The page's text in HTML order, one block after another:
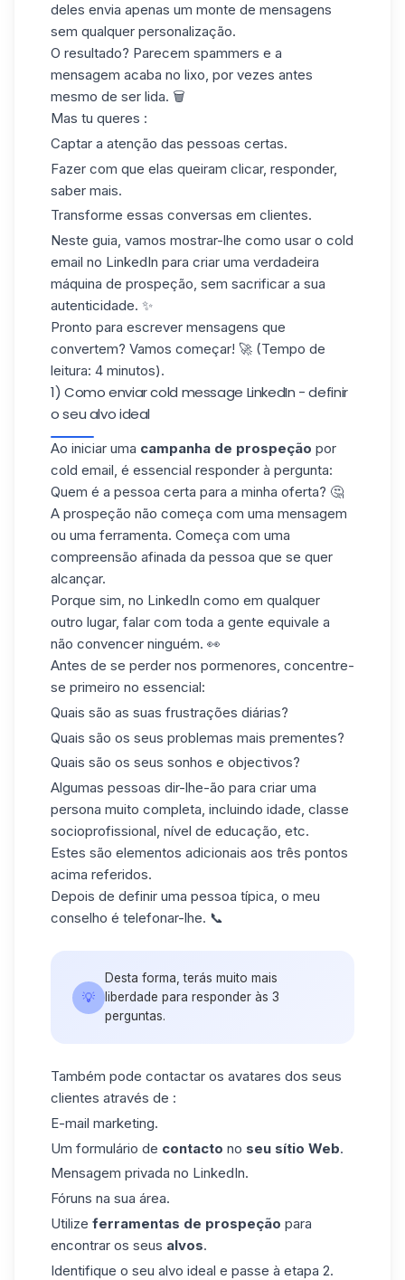
deles envia apenas um monte de mensagens
sem qualquer personalização.
O resultado? Parecem spammers e a
mensagem acaba no lixo, por vezes antes
mesmo de ser lida. 🗑️
Mas tu queres :
Captar a atenção das pessoas certas.
Fazer com que elas queiram clicar, responder,
saber mais.
Transforme essas conversas em clientes.
Neste guia, vamos mostrar-lhe como usar o cold
email no LinkedIn para criar uma verdadeira
máquina de prospeção, sem sacrificar a sua
autenticidade. ✨
Pronto para escrever mensagens que
convertem? Vamos começar! 🚀 (Tempo de
leitura: 4 minutos).
1) Como enviar cold message LinkedIn - definir
o seu alvo ideal
Ao iniciar uma campanha de prospeção por
cold email, é essencial responder à pergunta:
Quem é a pessoa certa para a minha oferta? 🤔
A prospeção não começa com uma mensagem
ou uma ferramenta. Começa com uma
compreensão afinada da pessoa que se quer
alcançar.
Porque sim, no LinkedIn como em qualquer
outro lugar, falar com toda a gente equivale a
não convencer ninguém. 👀
Antes de se perder nos pormenores, concentre-
se primeiro no essencial:
Quais são as suas frustrações diárias?
Quais são os seus problemas mais prementes?
Quais são os seus sonhos e objectivos?
Algumas pessoas dir-lhe-ão para criar uma
persona muito completa, incluindo idade, classe
socioprofissional, nível de educação, etc.
Estes são elementos adicionais aos três pontos
acima referidos.
Depois de definir uma pessoa típica, o meu
conselho é telefonar-lhe. 📞
💡
Desta forma, terás muito mais
liberdade para responder às 3
perguntas.
Também pode contactar os avatares dos seus
clientes através de :
E-mail marketing.
Um formulário de contacto no seu sítio Web.
Mensagem privada no LinkedIn.
Fóruns na sua área.
Utilize ferramentas de prospeção para
encontrar os seus alvos.
Identifique o seu alvo ideal e passe à etapa 2.